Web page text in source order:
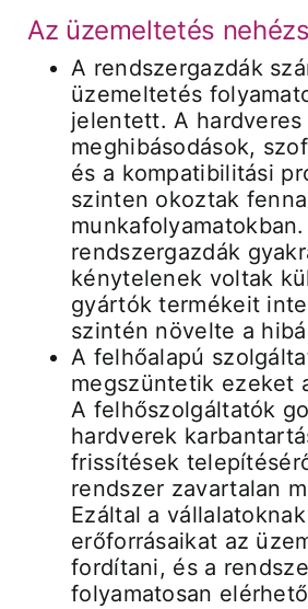
Az üzemeltetés
A rendszergazdák
üzemeltetés
jelentett. A hardveres
meghibásodások,
és a kompatibilitási
szinten okoztak
rendszergazdák
kénytelenek voltak
gyártók termékeit
szintén növelte a
A felhőalapú
megszüntetik ezeket
A felhőszolgáltatók
hardverek
frissítések
rendszer zavartalan
Ezáltal a
erőforrásaikat az
fordítani, és a
folyamatosan